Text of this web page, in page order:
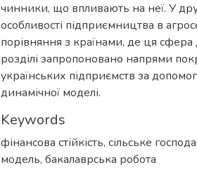
чинники, що впливають на неї. У
особливості підприємництва в
порівняння з країнами, де ця
розділі запропоновано напрями
українських підприємств за
динамічної моделі.
Keywords
фінансова стійкість, сільське
модель, бакалаврська робота